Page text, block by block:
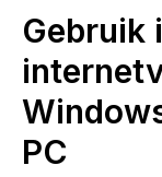
Gebruik
PC